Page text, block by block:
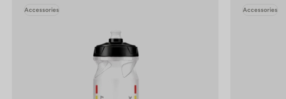
Accessories Accessories